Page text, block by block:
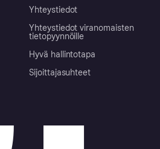
Yhteystiedot
Yhteystiedot viranomaisten
tietopyynnöille
Hyvä hallintotapa
Sijoittajasuhteet